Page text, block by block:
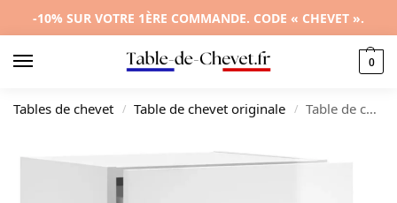
-10% SUR VOTRE 1ÈRE COMMANDE. CODE « CHEVET ».
0
Tables de chevet / Table de chevet originale / Table de chevet bois blanc design moderne compact, 40x35x47.5cm